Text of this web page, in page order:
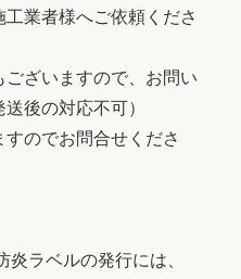
業者様へご依頼くださ
ざいますので、お問い
後の対応不可）
のでお問合せくださ
炎ラベルの発行には、